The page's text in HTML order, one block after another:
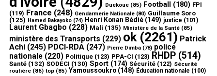
Duekoue(85) Football (180) FPI
(119) France (248) Gendarmerie Nationale(80) Guillaume Soro
(125) Hamed Bakayoko(74) Henri Konan Bédié(149) justice (101)
Laurent Gbagbo (228) Mali (135) Ministère de la Santé(85)
ministère des Transports (229) ok(2261) Patrick
Achi(245) PDCI-RDA(247) Pierre Dimba(78) police
nationale(220) Politique(123) PPA-CI (123) RHDP(514)
Santé(132) SODECI (130) Sport(174) Sécurité(122) Sécurité
routière(86) top(85) Yamoussoukro(148) Éducation nationale (100)